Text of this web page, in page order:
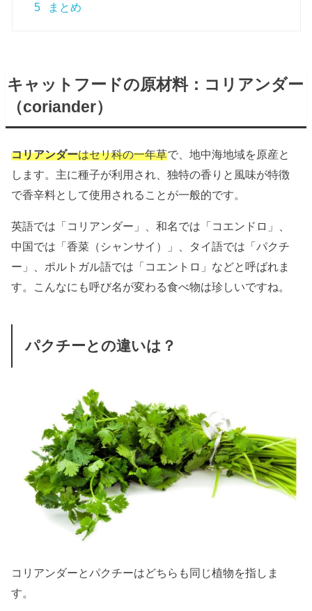
5 まとめ
キャットフードの原材料：コリアンダー
（coriander）
コリアンダーはセリ科の一年草で、地中海地域を原産と
します。主に種子が利用され、独特の香りと風味が特徴
で香辛料として使用されることが一般的です。
英語では「コリアンダー」、和名では「コエンドロ」、
中国では「香菜（シャンサイ）」、タイ語では「パクチ
ー」、ポルトガル語では「コエントロ」などと呼ばれま
す。こんなにも呼び名が変わる食べ物は珍しいですね。
パクチーとの違いは？
コリアンダーとパクチーはどちらも同じ植物を指しま
す。